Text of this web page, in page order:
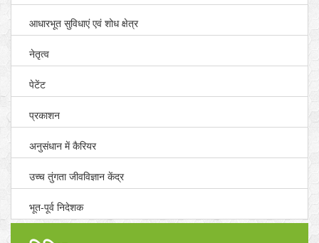
आधारभूत सुविधाएं एवं शोध क्षेत्र
नेतृत्व
पेटेंट
प्रकाशन
अनुसंधान में कैरियर
उच्च तुंगता जीवविज्ञान केंद्र
भूत-पूर्व निदेशक